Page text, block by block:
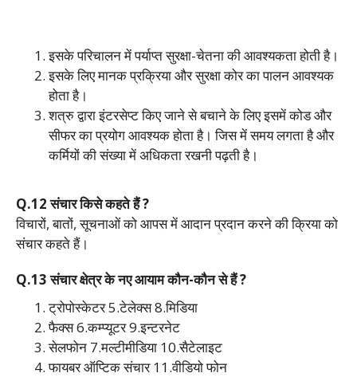
इसके परिचालन में पर्याप्त सुरक्षा-चेतना की आवश्यकता होती है।
इसके लिए मानक प्रक्रिया और सुरक्षा कोर का पालन आवश्यक
होता है।
शत्रु द्वारा इंटरसेप्ट किए जाने से बचाने के लिए इसमें कोड और
सीफर का प्रयोग आवश्यक होता है। जिस में समय लगता है और
कर्मियों की संख्या में अधिकता रखनी पढ़ती है।
Q.12 संचार किसे कहते हैं ?
विचारों, बातों, सूचनाओं को आपस में आदान प्रदान करने की क्रिया को
संचार कहते हैं।
Q.13 संचार क्षेत्र के नए आयाम कौन-कौन से हैं ?
ट्रोपोस्केटर 5.टेलेक्स 8.मिडिया
फैक्स 6.कम्प्यूटर 9.इन्टरनेट
सेलफोन 7.मल्टीमीडिया 10.सैटेलाइट
फायबर ऑप्टिक संचार 11.वीडियो फोन